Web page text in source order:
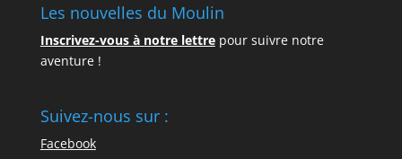
Les nouvelles du Moulin
Inscrivez-vous à notre lettrepour suivre notre
aventure !
Suivez-nous sur :
Facebook